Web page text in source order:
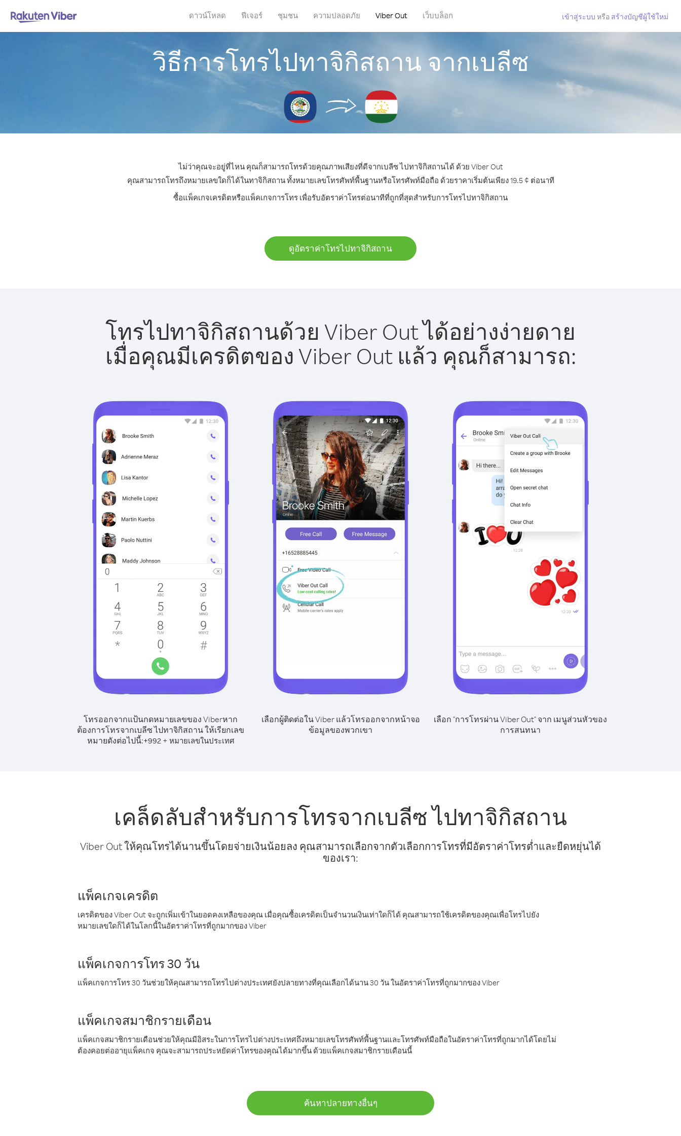
ดาวน์โหลด ฟีเจอร์ ชุมชน ความปลอดภัย Viber Out เว็บบล็อก เข้าสู่ระบบ หรือ สร้างบัญชีผู้ใช้ใหม่
วิธีการโทรไปทาจิกิสถาน จากเบลีซ
ไม่ว่าคุณจะอยู่ที่ไหน คุณก็สามารถโทรด้วยคุณภาพเสียงที่ดีจากเบลีซ ไปทาจิกิสถานได้ ด้วย Viber Out
คุณสามารถโทรถึงหมายเลขใดก็ได้ในทาจิกิสถาน ทั้งหมายเลขโทรศัพท์พื้นฐานหรือโทรศัพท์มือถือ ด้วยราคาเริ่มต้นเพียง 19.5 ¢ ต่อนาที
ซื้อแพ็คเกจเครดิตหรือแพ็คเกจการโทร เพื่อรับอัตราค่าโทรต่อนาทีที่ถูกที่สุดสำหรับการโทรไปทาจิกิสถาน
ดูอัตราค่าโทรไปทาจิกิสถาน
โทรไปทาจิกิสถานด้วย Viber Out ได้อย่างง่ายดาย
เมื่อคุณมีเครดิตของ Viber Out แล้ว คุณก็สามารถ:
โทรออกจากแป้นกดหมายเลขของ Viberหาก
ต้องการโทรจากเบลีซ ไปทาจิกิสถาน ให้เรียกเลข
หมายดังต่อไปนี้:+992+ หมายเลขในประเทศ
เลือกผู้ติดต่อใน Viber แล้วโทรออกจากหน้าจอ
ข้อมูลของพวกเขา
เลือก "การโทรผ่าน Viber Out" จาก เมนูส่วนหัวของ
การสนทนา
เคล็ดลับสำหรับการโทรจากเบลีซ ไปทาจิกิสถาน
Viber Out ให้คุณโทรได้นานขึ้นโดยจ่ายเงินน้อยลง คุณสามารถเลือกจากตัวเลือกการโทรที่มีอัตราค่าโทรต่ำและยืดหยุ่นได้
ของเรา:
แพ็คเกจเครดิต
เครดิตของ Viber Out จะถูกเพิ่มเข้าในยอดคงเหลือของคุณ เมื่อคุณซื้อเครดิตเป็นจำนวนเงินเท่าใดก็ได้ คุณสามารถใช้เครดิตของคุณเพื่อโทรไปยัง
หมายเลขใดก็ได้ในโลกนี้ในอัตราค่าโทรที่ถูกมากของ Viber
แพ็คเกจการโทร 30 วัน
แพ็คเกจการโทร 30 วันช่วยให้คุณสามารถโทรไปต่างประเทศยังปลายทางที่คุณเลือกได้นาน 30 วัน ในอัตราค่าโทรที่ถูกมากของ Viber
แพ็คเกจสมาชิกรายเดือน
แพ็คเกจสมาชิกรายเดือนช่วยให้คุณมีอิสระในการโทรไปต่างประเทศถึงหมายเลขโทรศัพท์พื้นฐานและโทรศัพท์มือถือในอัตราค่าโทรที่ถูกมากได้โดยไม่
ต้องคอยต่ออายุแพ็คเกจ คุณจะสามารถประหยัดค่าโทรของคุณได้มากขึ้น ด้วยแพ็คเกจสมาชิกรายเดือนนี้
ค้นหาปลายทางอื่นๆ